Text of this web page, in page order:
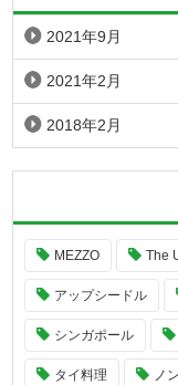
2021年9月
2021年2月
2018年2月
MEZZO The
アップシードル
シンガポール
タイ料理 ノ